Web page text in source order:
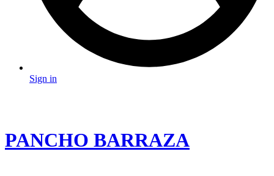
Sign in
PANCHO BARRAZA